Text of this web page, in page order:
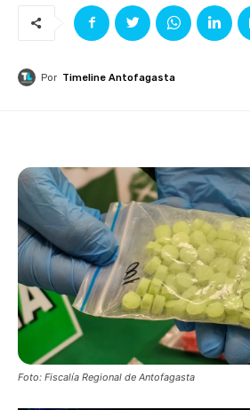
Por Timeline Antofagasta
Foto: Fiscalía Regional de Antofagasta